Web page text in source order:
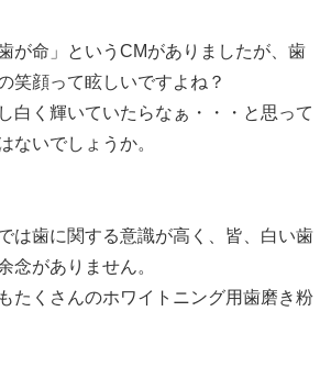
が命」というCMがありましたが、歯
笑顔って眩しいですよね？
白く輝いていたらなぁ・・・ と思って
ないでしょうか。
は歯に関する意識が高く、皆、白い歯
念がありません。
たくさんのホワイトニング用歯磨き粉